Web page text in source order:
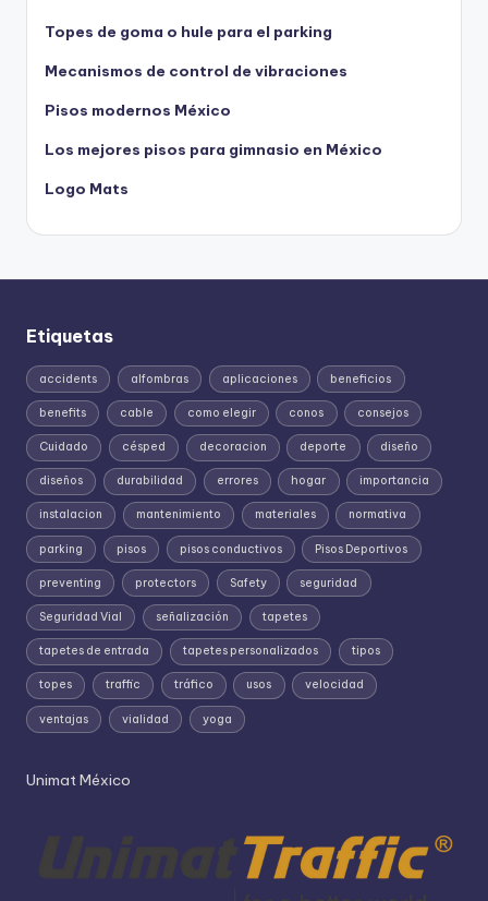
Topes de goma o hule para el parking
Mecanismos de control de vibraciones
Pisos modernos México
Los mejores pisos para gimnasio en México
Logo Mats
Etiquetas
accidents alfombras aplicaciones beneficios
benefits cable como elegir conos consejos
Cuidado césped decoracion deporte diseño
diseños durabilidad errores hogar importancia
instalacion mantenimiento materiales normativa
parking pisos pisos conductivos Pisos Deportivos
preventing protectors Safety seguridad
Seguridad Vial señalización tapetes
tapetes de entrada tapetes personalizados tipos
topes traffic tráfico usos velocidad
ventajas vialidad yoga
Unimat México